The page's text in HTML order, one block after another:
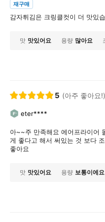
재구매
감자튀김은 크링클컷이 더 맛있
맛 맛있어요 용량 많아요
5 (아주 좋아요!)
eter****
아~~주 만족해요 에어프라이어
게 좋다고 해서 써있는 것 보다
좋아요
맛 맛있어요 용량 보통이에요